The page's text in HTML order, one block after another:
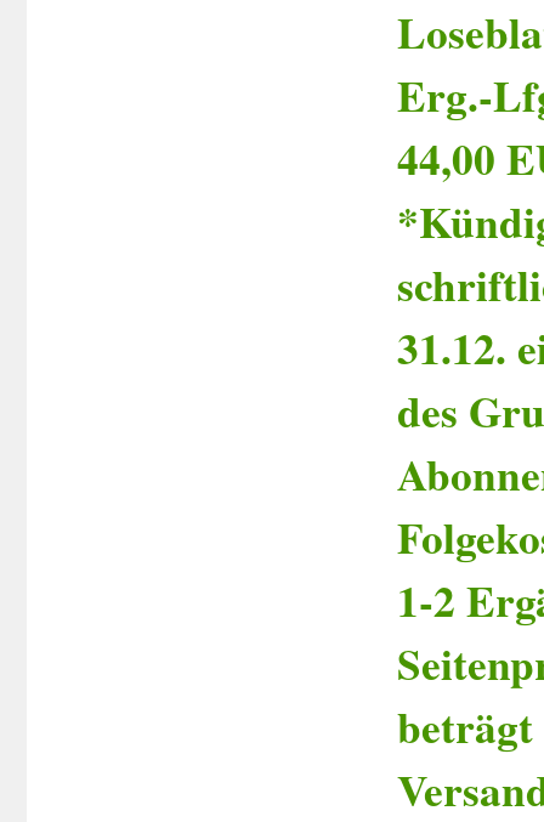
Erg.-
44,00
31.12.
des
1-2
beträgt